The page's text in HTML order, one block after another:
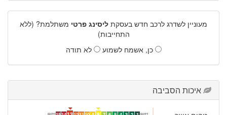
מעוניין לשדרג לרכב חדש בעסקת ליסינג פרטי משתלמת? (ללא
התחייבות)
כן, אשמח לשמוע
לא תודה
איכות הסביבה
זיהום זיהום